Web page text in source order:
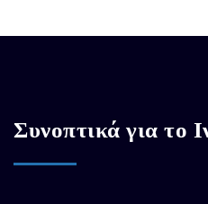
Συνοπτικά για το